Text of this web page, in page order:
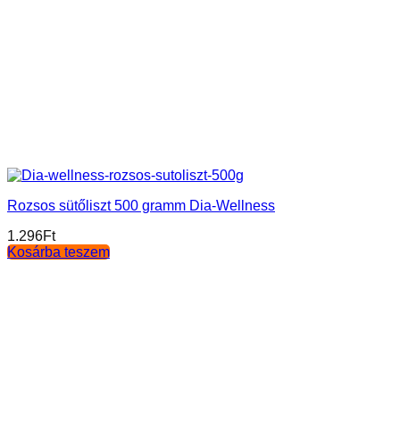
Rozsos sütőliszt 500 gramm Dia-Wellness
1.296Ft
Kosárba teszem